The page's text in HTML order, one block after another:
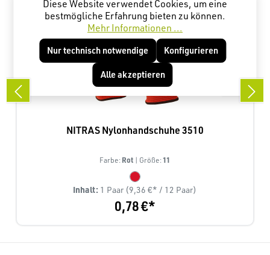
NITRAS Nylonhandschuhe 3510
Farbe: Rot | Größe:11
Inhalt: 1 Paar (9,36 €* / 12 Paar)
0,78 €*
Diese Website verwendet Cookies, um eine
bestmögliche Erfahrung bieten zu können.
Mehr Informationen ...
Nur technisch notwendige Konfigurieren
Alle akzeptieren